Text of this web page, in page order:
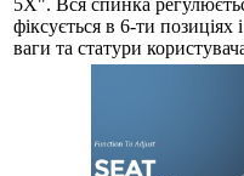
фіксується в 6-ти позиціях
ваги та статури